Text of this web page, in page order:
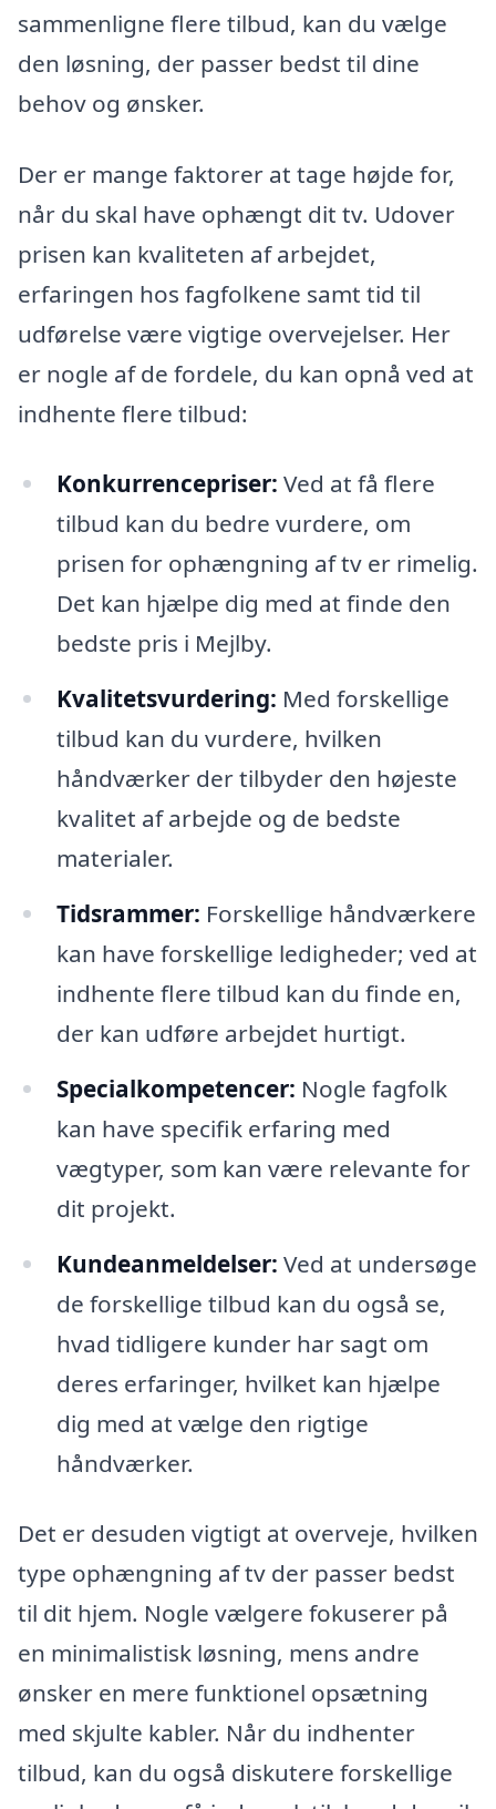
sammenligne flere tilbud, kan du vælge
den løsning, der passer bedst til dine
behov og ønsker.
Der er mange faktorer at tage højde for,
når du skal have ophængt dit tv. Udover
prisen kan kvaliteten af arbejdet,
erfaringen hos fagfolkene samt tid til
udførelse være vigtige overvejelser. Her
er nogle af de fordele, du kan opnå ved at
indhente flere tilbud:
Konkurrencepriser: Ved at få flere
tilbud kan du bedre vurdere, om
prisen for ophængning af tv er rimelig.
Det kan hjælpe dig med at finde den
bedste pris i Mejlby.
Kvalitetsvurdering: Med forskellige
tilbud kan du vurdere, hvilken
håndværker der tilbyder den højeste
kvalitet af arbejde og de bedste
materialer.
Tidsrammer: Forskellige håndværkere
kan have forskellige ledigheder; ved at
indhente flere tilbud kan du finde en,
der kan udføre arbejdet hurtigt.
Specialkompetencer: Nogle fagfolk
kan have specifik erfaring med
vægtyper, som kan være relevante for
dit projekt.
Kundeanmeldelser: Ved at undersøge
de forskellige tilbud kan du også se,
hvad tidligere kunder har sagt om
deres erfaringer, hvilket kan hjælpe
dig med at vælge den rigtige
håndværker.
Det er desuden vigtigt at overveje, hvilken
type ophængning af tv der passer bedst
til dit hjem. Nogle vælgere fokuserer på
en minimalistisk løsning, mens andre
ønsker en mere funktionel opsætning
med skjulte kabler. Når du indhenter
tilbud, kan du også diskutere forskellige